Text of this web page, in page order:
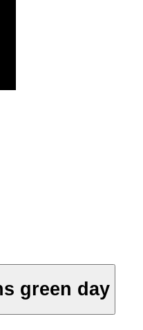
We are the champions green day